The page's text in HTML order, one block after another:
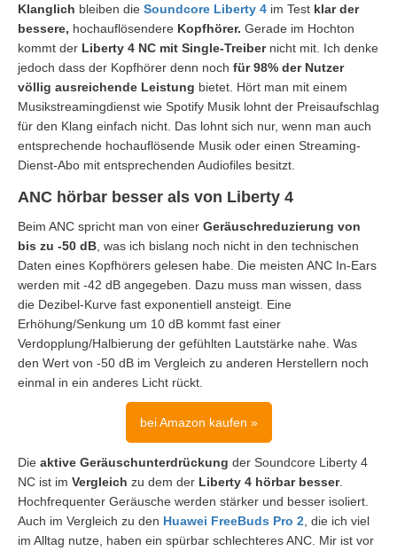
Klanglich bleiben die Soundcore Liberty 4 im Test klar der
bessere, hochauflösendere Kopfhörer. Gerade im Hochton
kommt der Liberty 4 NC mit Single-Treibernicht mit. Ich denke
jedoch dass der Kopfhörer denn noch für 98% der Nutzer
völlig ausreichende Leistung bietet. Hört man mit einem
Musikstreamingdienst wie Spotify Musik lohnt der Preisaufschlag
für den Klang einfach nicht. Das lohnt sich nur, wenn man auch
entsprechende hochauflösende Musik oder einen Streaming-
Dienst-Abo mit entsprechenden Audiofiles besitzt.
ANC hörbar besser als von Liberty 4
Beim ANC spricht man von einer Geräuschreduzierung von
bis zu -50 dB , was ich bislang noch nicht in den technischen
Daten eines Kopfhörers gelesen habe. Die meisten ANC In-Ears
werden mit -42 dB angegeben. Dazu muss man wissen, dass
die Dezibel-Kurve fast exponentiell ansteigt. Eine
Erhöhung/Senkung um 10 dB kommt fast einer
Verdopplung/Halbierung der gefühlten Lautstärke nahe. Was
den Wert von -50 dB im Vergleich zu anderen Herstellern noch
einmal in ein anderes Licht rückt.
bei Amazon kaufen »
Die aktive Geräuschunterdrückung der Soundcore Liberty 4
NC ist im Vergleich zu dem der Liberty 4 hörbar besser.
Hochfrequenter Geräusche werden stärker und besser isoliert.
Auch im Vergleich zu den Huawei FreeBuds Pro 2 , die ich viel
im Alltag nutze, haben ein spürbar schlechteres ANC. Mir ist vor